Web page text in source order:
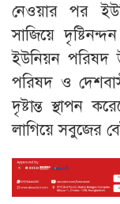
নেওয়ার পর
সাজিয়ে
ইউনিয়ন পরিষদ
পরিষদ ও
দৃষ্টান্ত স্থাপন
লাগিয়ে সবুজের